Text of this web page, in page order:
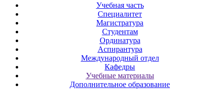
Учебная часть
Специалитет
Магистратура
Студентам
Ординатура
Аспирантура
Международный отдел
Кафедры
Учебные материалы
Дополнительное образование